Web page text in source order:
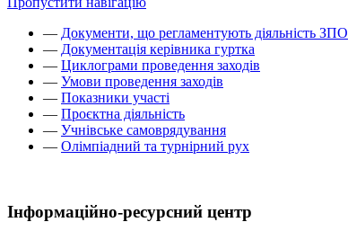
— Документи, що регламентують діяльність ЗПО
— Документація керівника гуртка
— Циклограми проведення заходів
— Умови проведення заходів
— Показники участі
— Проєктна діяльність
— Учнівське самоврядування
— Олімпіадний та турнірний рух
Інформаційно-ресурсний центр